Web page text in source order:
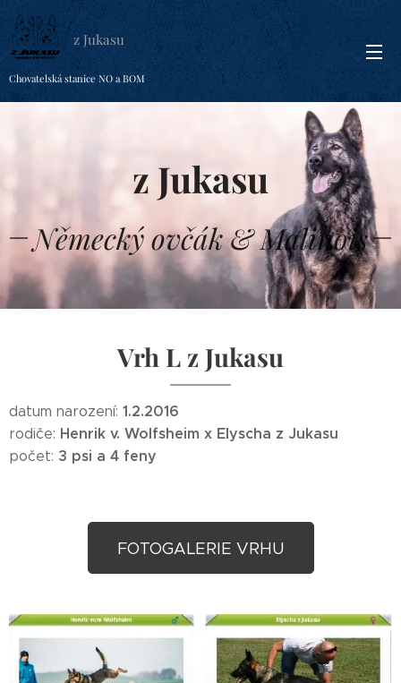
z Jukasu
Chovatelská stanice NO a BOM
z Jukasu
Německý ovčák & Malinois
Vrh L z Jukasu
datum narození: 1.2.2016
rodiče: Henrik v. Wolfsheim x Elyscha z Jukasu
počet: 3 psi a 4 feny
FOTOGALERIE VRHU